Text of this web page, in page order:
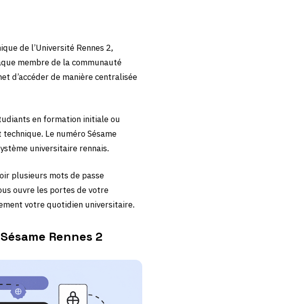
de l’Université Rennes 2,
membre de la communauté
d’accéder de manière centralisée
en formation initiale ou
Le numéro Sésame
universitaire rennais.
plusieurs mots de passe
ouvre les portes de votre
votre quotidien universitaire.
Rennes 2